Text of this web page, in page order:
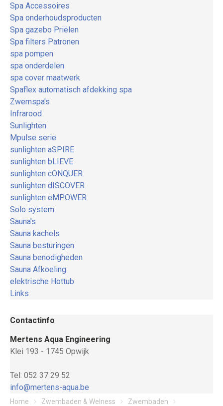
Spa Accessoires
Spa onderhoudsproducten
Spa gazebo Priëlen
Spa filters Patronen
spa pompen
spa onderdelen
spa cover maatwerk
Spaflex automatisch afdekking spa
Zwemspa's
Infrarood
Sunlighten
Mpulse serie
sunlighten aSPIRE
sunlighten bLIEVE
sunlighten cONQUER
sunlighten dISCOVER
sunlighten eMPOWER
Solo system
Sauna's
Sauna kachels
Sauna besturingen
Sauna benodigheden
Sauna Afkoeling
elektrische Hottub
Links
Contactinfo
Mertens Aqua Engineering
Klei 193 - 1745 Opwijk
Tel: 052 37 29 52
info@mertens-aqua.be
Home Zwembaden & Welness Zwembaden